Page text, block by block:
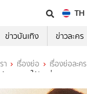
TH
ข่าวบันเทิง ข่าวละคร
า เรื่องย่อ เรื่องย่อละคร
ายหลอกให้รัก ที่ TrueID